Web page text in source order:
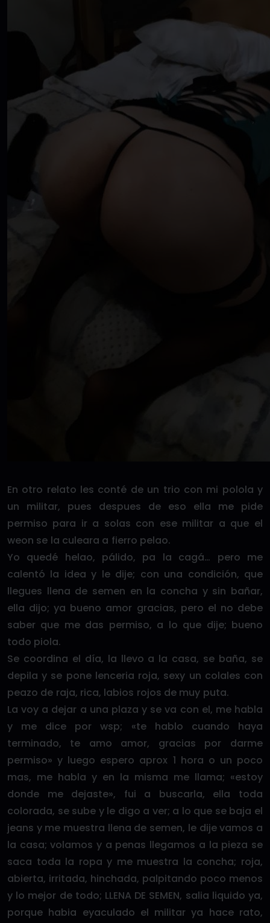
En otro relato les conté de un trio con mi polola y
un militar, pues despues de eso ella me pide
permiso para ir a solas con ese militar a que el
weon se la culeara a fierro pelao.
Yo quedé helao, pálido, pa la cagá… pero me
calentó la idea y le dije; con una condición, que
llegues llena de semen en la concha y sin bañar,
ella dijo; ya bueno amor gracias, pero el no debe
saber que me das permiso, a lo que dije; bueno
todo piola.
Se coordina el día, la llevo a la casa, se baña, se
depila y se pone lenceria roja, sexy un colales con
peazo de raja, rica, labios rojos de muy puta.
La voy a dejar a una plaza y se va con el, me habla
y me dice por wsp; «te hablo cuando haya
terminado, te amo amor, gracias por darme
permiso» y luego espero aprox 1 hora o un poco
mas, me habla y en la misma me llama; «estoy
donde me dejaste», fui a buscarla, ella toda
colorada, se sube y le digo a ver; a lo que se baja el
jeans y me muestra llena de semen, le dije vamos a
la casa; volamos y a penas llegamos a la pieza se
saca toda la ropa y me muestra la concha; roja,
abierta, irritada, hinchada, palpitando poco menos
y lo mejor de todo; LLENA DE SEMEN, salia liquido ya,
porque habia eyaculado el militar ya hace rato,